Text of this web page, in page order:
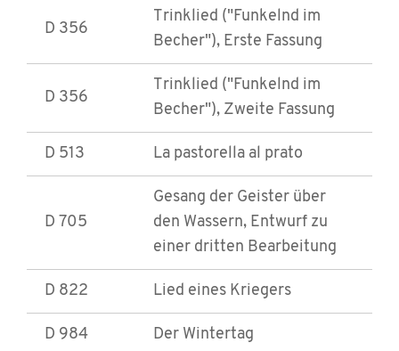
D 356
Trinklied ("Funkelnd im
Becher"), Erste Fassung
D 356
Trinklied ("Funkelnd im
Becher"), Zweite Fassung
D 513 La pastorella al prato
D 705
Gesang der Geister über
den Wassern, Entwurf zu
einer dritten Bearbeitung
D 822 Lied eines Kriegers
D 984 Der Wintertag